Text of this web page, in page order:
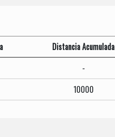
Distancia Acumulada
-
10000